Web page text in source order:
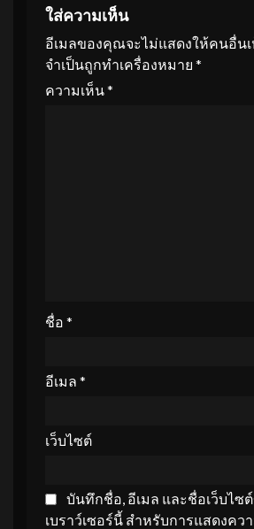
ใส่ความเห็น
อีเมลของคุณจะไม่แสดงให้คนอื่น
จำเป็นถูกทำเครื่องหมาย *
ความเห็น*
ชื่อ *
อีเมล *
เว็บไซต์
บันทึกชื่อ, อีเมล และชื่อเว็บไซ
เบราว์เซอร์นี้ สำหรับการแสดงคว